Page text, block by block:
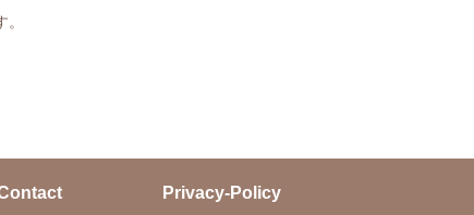
Privacy-Policy